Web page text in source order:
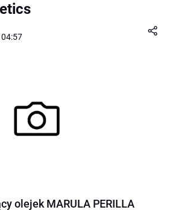
olejek MARULA PERILLA